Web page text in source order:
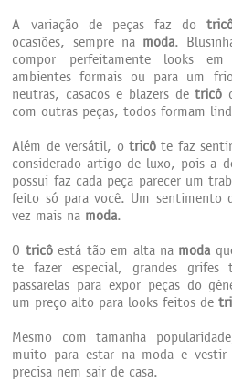
A variação de peças faz do
ocasiões, sempre na moda.
compor perfeitamente looks
ambientes formais ou para um
neutras, casacos e blazers detricô
com outras peças, todos formam
Além de versátil, otricô te faz
considerado artigo de luxo, pois a
possui faz cada peça parecer um
feito só para você. Um sentimento
vez mais na moda.
O tricôestá tão em alta na moda
te fazer especial, grandes grifes
passarelas para expor peças do
um preço alto para looks feitos de
Mesmo com tamanha
muito para estar na moda e vestir
precisa nem sair de casa.